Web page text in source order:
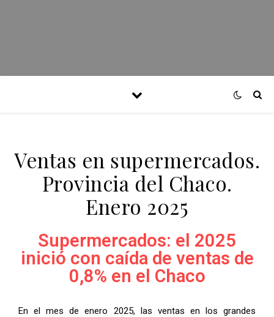
Ventas en supermercados.
Provincia del Chaco.
Enero 2025
Supermercados: el 2025
inició con caída de ventas de
0,8% en el Chaco
En el mes de enero 2025, las ventas en los grandes